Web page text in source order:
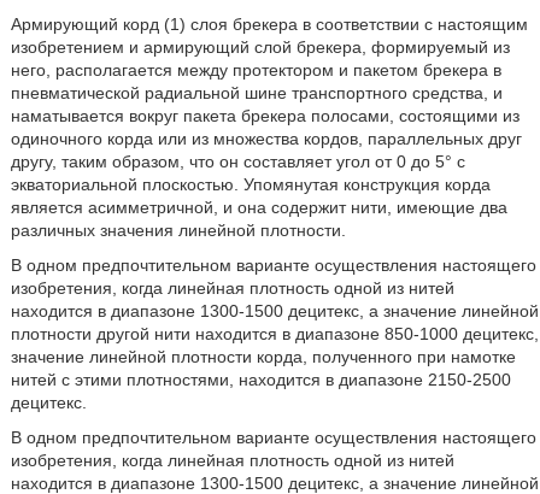
Армирующий корд (1) слоя брекера в соответствии с настоящим
изобретением и армирующий слой брекера, формируемый из
него, располагается между протектором и пакетом брекера в
пневматической радиальной шине транспортного средства, и
наматывается вокруг пакета брекера полосами, состоящими из
одиночного корда или из множества кордов, параллельных друг
другу, таким образом, что он составляет угол от 0 до 5° с
экваториальной плоскостью. Упомянутая конструкция корда
является асимметричной, и она содержит нити, имеющие два
различных значения линейной плотности.
В одном предпочтительном варианте осуществления настоящего
изобретения, когда линейная плотность одной из нитей
находится в диапазоне 1300-1500 децитекс, а значение линейной
плотности другой нити находится в диапазоне 850-1000 децитекс,
значение линейной плотности корда, полученного при намотке
нитей с этими плотностями, находится в диапазоне 2150-2500
децитекс.
В одном предпочтительном варианте осуществления настоящего
изобретения, когда линейная плотность одной из нитей
находится в диапазоне 1300-1500 децитекс, а значение линейной